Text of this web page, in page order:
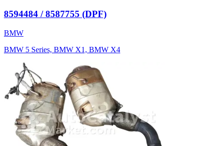
8594484 / 8587755 (DPF)
BMW
BMW 5 Series, BMW X1, BMW X4